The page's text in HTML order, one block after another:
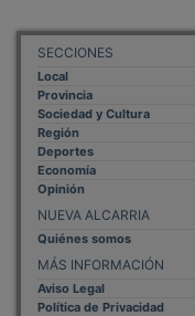
SECCIONES
Local
Provincia
Sociedad y Cultura
Región
Deportes
Economía
Opinión
NUEVA ALCARRIA
Quiénes somos
MÁS INFORMACIÓN
Aviso Legal
Política de Privacidad